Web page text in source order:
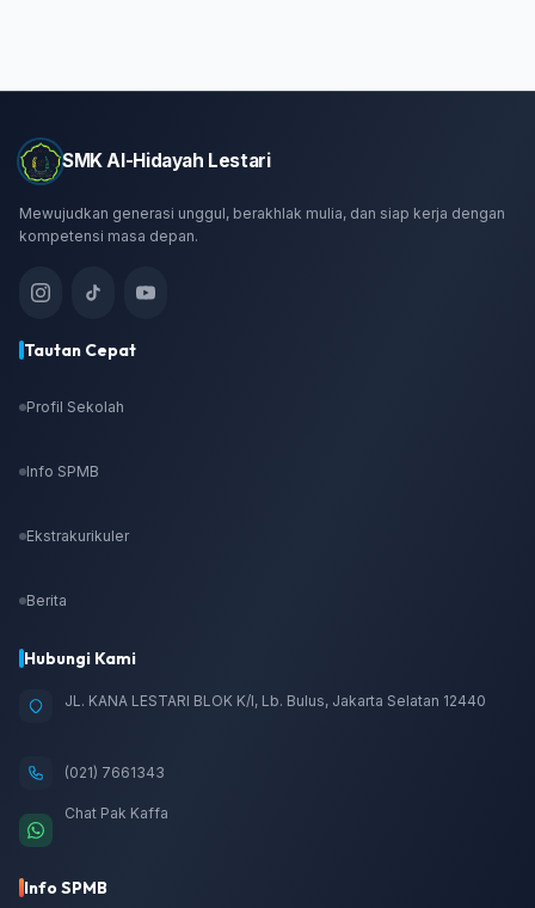
SMK Al-Hidayah Lestari
Mewujudkan generasi unggul, berakhlak mulia, dan siap kerja dengan
kompetensi masa depan.
Tautan Cepat
Profil Sekolah
Info SPMB
Ekstrakurikuler
Berita
Hubungi Kami
JL. KANA LESTARI BLOK K/I, Lb. Bulus, Jakarta Selatan 12440
(021) 7661343
Chat Pak Kaffa
Info SPMB